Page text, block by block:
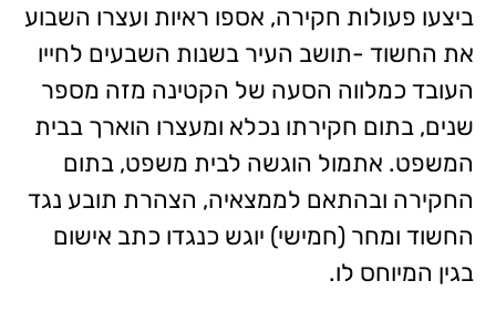
ביצעו פעולות חקירה, אספו ראיות ועצרו השבוע
את החשוד -תושב העיר בשנות השבעים לחייו
העובד כמלווה הסעה של הקטינה מזה מספר
שנים, בתום חקירתו נכלא ומעצרו הוארך בבית
המשפט. אתמול הוגשה לבית משפט, בתום
החקירה ובהתאם לממצאיה, הצהרת תובע נגד
החשוד ומחר (חמישי) יוגש כנגדו כתב אישום
בגין המיוחס לו.